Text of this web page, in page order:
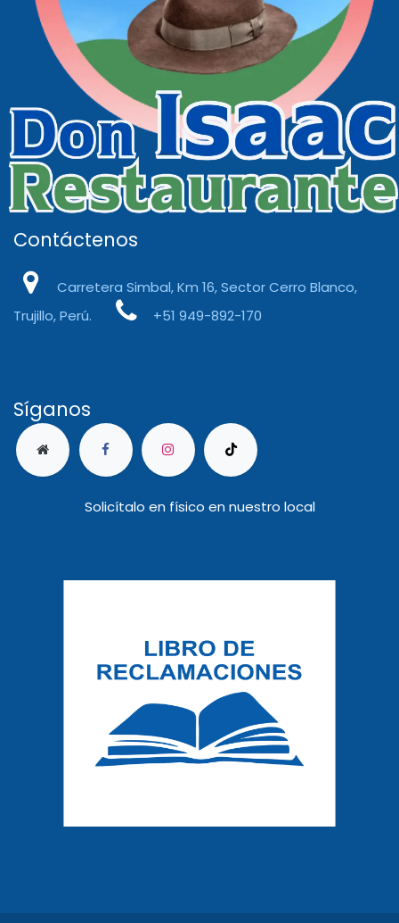
Contáctenos
Carretera Simbal, Km 16, Sector Cerro Blanco,
Trujillo, Perú.
+51 949-892-170
Síganos
Solicítalo en físico en nuestro local